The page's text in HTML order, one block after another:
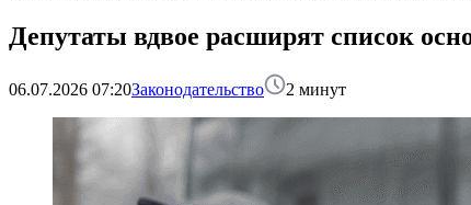
Депутаты вдвое расширят список
06.07.2026 07:20Законодательство 2 минут